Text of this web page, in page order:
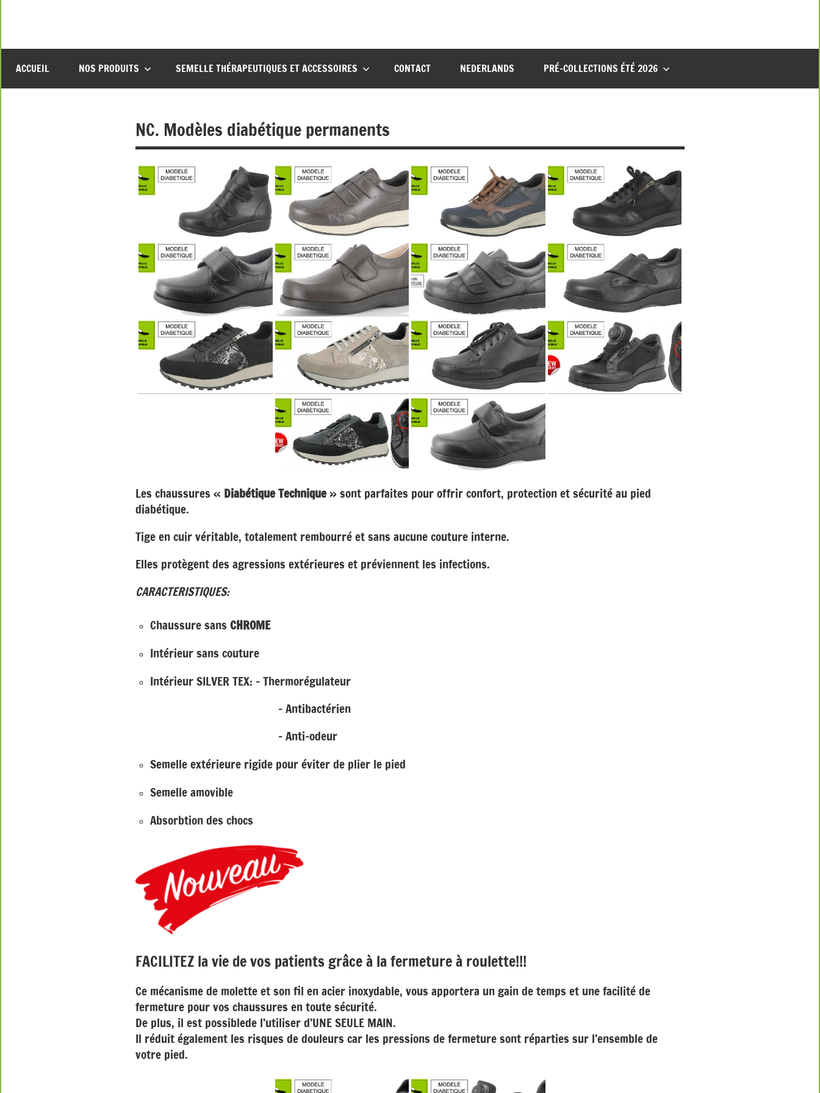
ACCUEIL NOS PRODUITS SEMELLE THÉRAPEUTIQUES ET ACCESSOIRES CONTACT NEDERLANDS PRÉ-COLLECTIONS ÉTÉ 2026
NC. Modèles diabétique permanents
Les chaussures « Diabétique Technique» sont parfaites pour offrir confort, protection et sécurité au pied
diabétique.
Tige en cuir véritable, totalement rembourré et sans aucune couture interne.
Elles protègent des agressions extérieures et préviennent les infections.
CARACTERISTIQUES:
Chaussure sans CHROME
Intérieur sans couture
Intérieur SILVER TEX: – Thermorégulateur
– Antibactérien
– Anti-odeur
Semelle extérieure rigide pour éviter de plier le pied
Semelle amovible
Absorbtion des chocs
FACILITEZ la vie de vos patients grâce à la fermeture à roulette!!!
Ce mécanisme de molette et son fil en acier inoxydable, vous apportera un gain de temps et une facilité de
fermeture pour vos chaussures en toute sécurité.
De plus, il est possiblede l’utiliser d’UNE SEULE MAIN.
Il réduit également les risques de douleurs car les pressions de fermeture sont réparties sur l’ensemble de
votre pied.